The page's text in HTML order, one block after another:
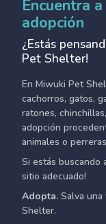
Encuentra
adopción
¿Estás
Pet Shelter!
En Miwuki Pet
cachorros, gatos,
ratones,
adopción
animales o
Si estás buscando
sitio adecuado!
Adopta. Salva una
Shelter.